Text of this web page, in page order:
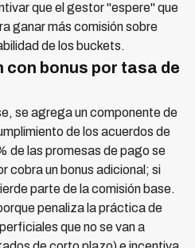
que el gestor "espere" que
ganar más comisión sobre
de los buckets.
con bonus por tasa de
se agrega un componente de
de los acuerdos de
de las promesas de pago se
cobra un bonus adicional; si
parte de la comisión base.
penaliza la práctica de
que no se van a